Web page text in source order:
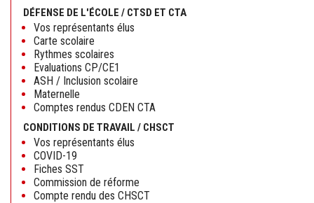
DÉFENSE DE L'ÉCOLE / CTSD ET CTA
Vos représentants élus
Carte scolaire
Rythmes scolaires
Evaluations CP/CE1
ASH / Inclusion scolaire
Maternelle
Comptes rendus CDEN CTA
CONDITIONS DE TRAVAIL / CHSCT
Vos représentants élus
COVID-19
Fiches SST
Commission de réforme
Compte rendu des CHSCT